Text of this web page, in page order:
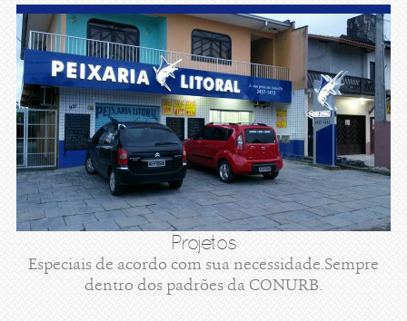
Projetos
Especiais de acordo com sua necessidade.Sempre
dentro dos padrões da CONURB.